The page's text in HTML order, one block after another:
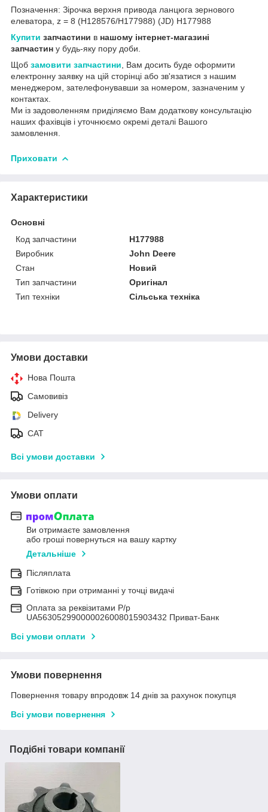
Позначення: Зірочка верхня привода ланцюга зернового
елеватора, z = 8 (H128576/H177988) (JD) H177988
Купити запчастини в нашому інтернет-магазині
запчастин у будь-яку пору доби.
Щоб замовити запчастини , Вам досить буде оформити
електронну заявку на цій сторінці або зв'язатися з нашим
менеджером, зателефонувавши за номером, зазначеним у
контактах.
Ми із задоволенням приділяємо Вам додаткову консультацію
наших фахівців і уточнюємо окремі деталі Вашого
замовлення.
Приховати
Характеристики
Основні
Код запчастини
H177988
Виробник
John Deere
Стан
Новий
Тип запчастини
Оригінал
Тип техніки
Сільська техніка
Умови доставки
Нова Пошта
Самовивіз
Delivery
САТ
Всі умови доставки
Умови оплати
Ви отримаєте замовлення
або гроші повернуться на вашу картку
Детальніше
Післяплата
Готівкою при отриманні у точці видачі
Оплата за реквізитами Р/р
UA563052990000026008015903432 Приват-Банк
Всі умови оплати
Умови повернення
Повернення товару впродовж 14 днів за рахунок покупця
Всі умови повернення
Подібні товари компанії